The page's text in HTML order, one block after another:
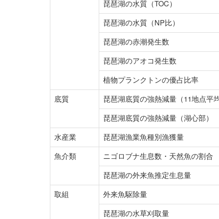
琵琶湖の水質（TOC）
琵琶湖の水質（NP比）
琵琶湖の赤潮発生数
琵琶湖のアオコ発生数
植物プランクトンの優占比率
底質
琵琶湖底質の強熱減量（11地点平
琵琶湖底質の強熱減量（湖心部）
水産業
琵琶湖漁業魚種別漁獲量
魚介類
ニゴロブナ生息数・天然魚の割合
琵琶湖の外来魚推定生息量
取組
外来魚駆除量
琵琶湖の水草刈取量